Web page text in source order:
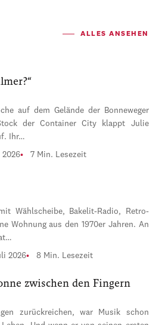
ALLES ANSEHEN
auf dem Gelände der Bonneweger
der Container City klappt Julie
Ihr…
2026 7 Min. Lesezeit
Wählscheibe, Bakelit-Radio, Retro-
Wohnung aus den 1970er Jahren. An
2026 8 Min. Lesezeit
zwischen den Fingern
zurückreichen, war Musik schon